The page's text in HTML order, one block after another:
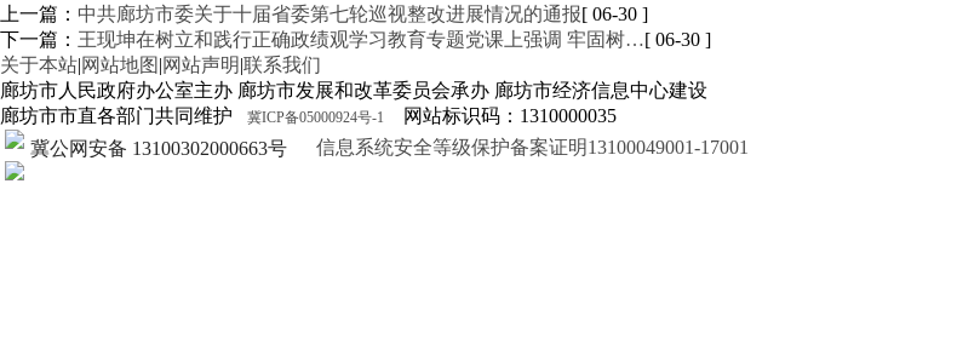
上一篇： 中共廊坊市委关于十届省委第七轮巡视整改进展情况的通报[ 06-30 ]
下一篇： 王现坤在树立和践行正确政绩观学习教育专题党课上强调 牢固树…[ 06-30 ]
关于本站|网站地图 |网站声明|联系我们
廊坊市人民政府办公室主办 廊坊市发展和改革委员会承办 廊坊市经济信息中心建设
廊坊市市直各部门共同维护
冀ICP备05000924号-1
网站标识码：1310000035
冀公网安备 13100302000663号
信息系统安全等级保护备案证明13100049001-17001